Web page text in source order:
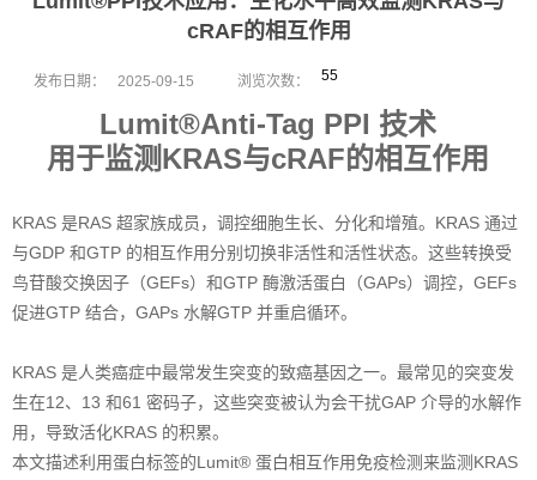
cRAF的相互作用
发布日期： 2025-09-15 浏览次数： 55
Lumit®Anti-Tag PPI 技术
用于监测KRAS与cRAF的相互作用
KRAS 是RAS 超家族成员，调控细胞生长、分化和增殖。KRAS 通过
与GDP 和GTP 的相互作用分别切换非活性和活性状态。这些转换受
鸟苷酸交换因子（GEFs）和GTP 酶激活蛋白（GAPs）调控，GEFs
促进GTP 结合，GAPs 水解GTP 并重启循环。
KRAS 是人类癌症中最常发生突变的致癌基因之一。最常见的突变发
生在12、13 和61 密码子，这些突变被认为会干扰GAP 介导的水解作
用，导致活化KRAS 的积累。
本文描述利用蛋白标签的Lumit® 蛋白相互作用免疫检测来监测KRAS